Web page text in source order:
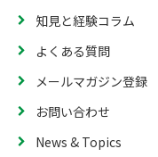
知見と経験コラム
よくある質問
メールマガジン登録
お問い合わせ
News & Topics